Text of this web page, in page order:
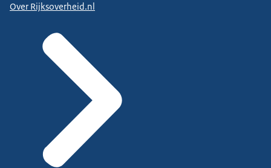
Over Rijksoverheid.nl